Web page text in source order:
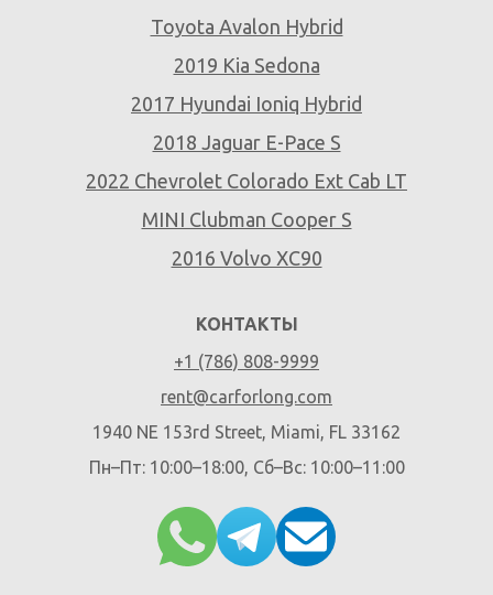
Toyota Avalon Hybrid
2019 Kia Sedona
2017 Hyundai Ioniq Hybrid
2018 Jaguar E-Pace S
2022 Chevrolet Colorado Ext Cab LT
MINI Clubman Cooper S
2016 Volvo XC90
КОНТАКТЫ
+1 (786) 808-9999
rent@carforlong.com
1940 NE 153rd Street, Miami, FL 33162
Пн–Пт: 10:00–18:00, Сб–Вс: 10:00–11:00